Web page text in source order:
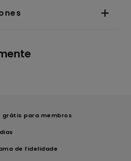
grátis para membros
de fidelidade